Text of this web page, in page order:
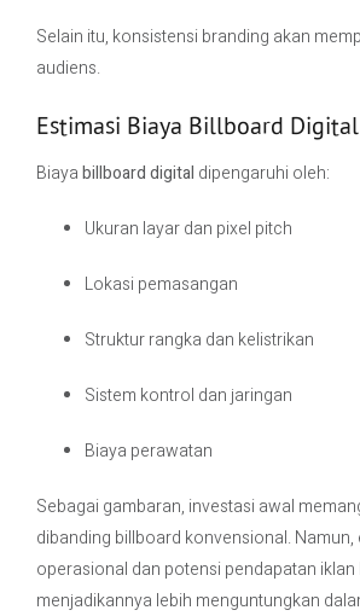
Selain itu, konsistensi branding akan
audiens.
Estimasi Biaya Billboard Digital
Biayabillboard digital dipengaruhi oleh:
Ukuran layar dan pixel pitch
Lokasi pemasangan
Struktur rangka dan kelistrikan
Sistem kontrol dan jaringan
Biaya perawatan
Sebagai gambaran, investasi awal
dibanding billboard konvensional. Namun,
operasional dan potensi pendapatan
menjadikannya lebih menguntungkan